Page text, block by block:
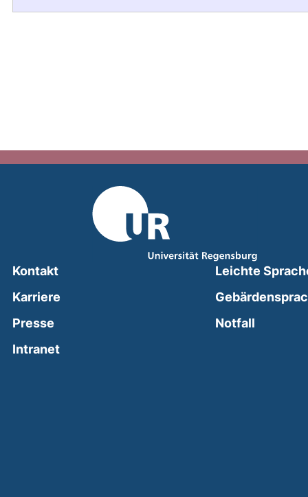
Kontakt
Karriere
Presse
Intranet(external link, opens in a new window)
Leichte
Notfall